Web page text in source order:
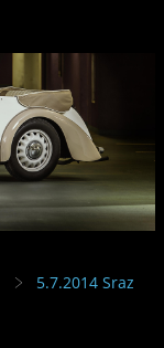
5.7.2014 Sraz